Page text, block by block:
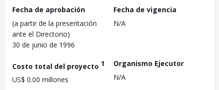
Fecha de aprobación
(a partir de la presentación
ante el Directorio)
30 de junio de 1996
Fecha de vigencia
N/A
Costo total del proyecto 1
US$ 0.00 millones
Organismo Ejecutor
N/A